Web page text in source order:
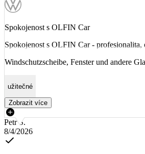
Spokojenost s OLFIN Car
Spokojenost s OLFIN Car - profesionalita,
Windschutzscheibe, Fenster und andere
užitečné
Zobrazit více
Petr S.
8/4/2026